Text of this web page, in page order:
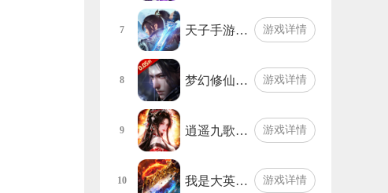
7 天子手游… 游戏详情
8 梦幻修仙… 游戏详情
9 逍遥九歌… 游戏详情
10 我是大英… 游戏详情